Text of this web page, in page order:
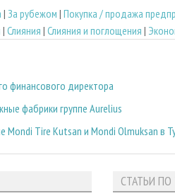
| За рубежом | Покупка / продажа
| Слияния | Слияния и поглощения |
финансового директора
фабрики группе Aurelius
Mondi Tire Kutsan и Mondi Olmuksan в
СТАТЬИ ПО